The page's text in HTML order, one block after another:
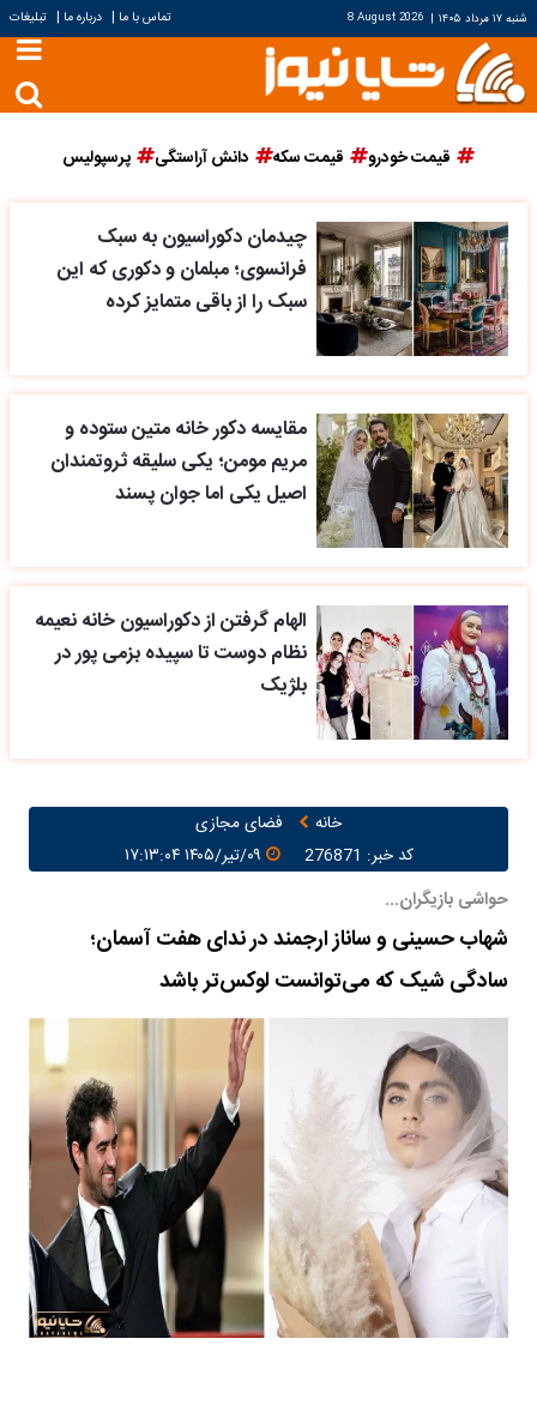
شنبه ۱۷ مرداد ۱۴۰۵ |
8 August 2026 تماس با ما | درباره ما | تبلیغات
قیمت خودرو قیمت سکه دانش آراستگی پرسپولیس
چیدمان دکوراسیون به سبک
فرانسوی؛ مبلمان و دکوری که این
سبک را از باقی متمایز کرده
مقایسه دکور خانه متین ستوده و
مریم مومن؛ یکی سلیقه ثروتمندان
اصیل یکی اما جوان پسند
الهام گرفتن از دکوراسیون خانه نعیمه
نظام دوست تا سپیده بزمی پور در
بلژیک
خانه
فضای مجازی
کد خبر: 276871
حواشی بازیگران...
شهاب حسینی و ساناز ارجمند در ندای هفت آسمان؛
سادگی شیک که می‌توانست لوکس‌تر باشد